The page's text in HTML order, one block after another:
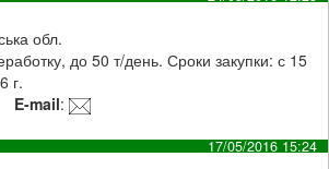
обл.
до 50 т/день. Сроки закупки: с 15
г.
E-mail:
17/05/2016 15:24